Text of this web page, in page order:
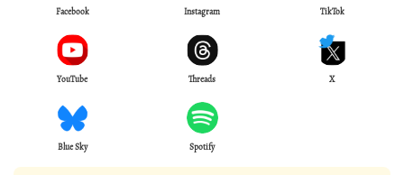
Facebook Instagram TikTok
YouTube Threads X
Blue Sky Spotify